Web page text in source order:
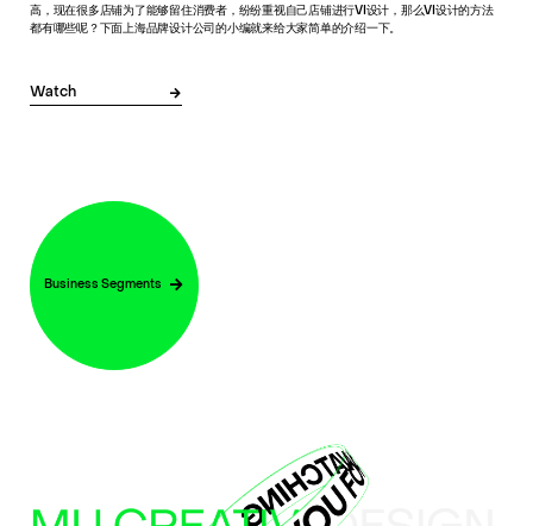
高，现在很多店铺为了能够留住消费者，纷纷重视自己店铺进行VI设计，那么VI设计的方法
都有哪些呢？下面上海品牌设计公司的小编就来给大家简单的介绍一下。
Watch
Business Segments